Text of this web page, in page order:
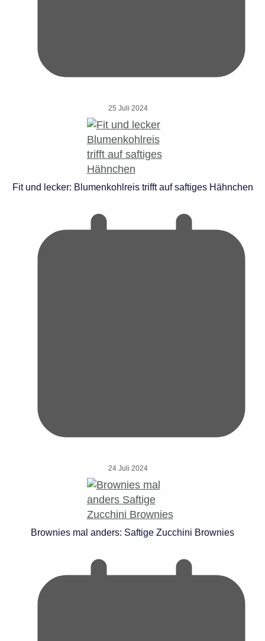
25 Juli 2024
Fit und lecker: Blumenkohlreis trifft auf saftiges Hähnchen
24 Juli 2024
Brownies mal anders: Saftige Zucchini Brownies